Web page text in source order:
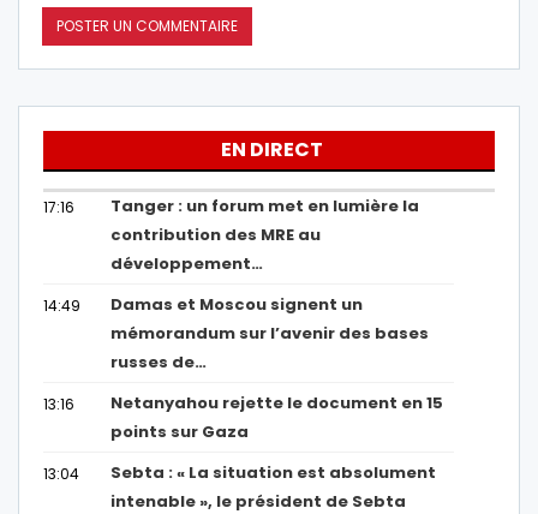
EN DIRECT
17:16
Tanger : un forum met en lumière la
contribution des MRE au
développement…
14:49
Damas et Moscou signent un
mémorandum sur l’avenir des bases
russes de…
13:16
Netanyahou rejette le document en 15
points sur Gaza
13:04
Sebta : « La situation est absolument
intenable », le président de Sebta